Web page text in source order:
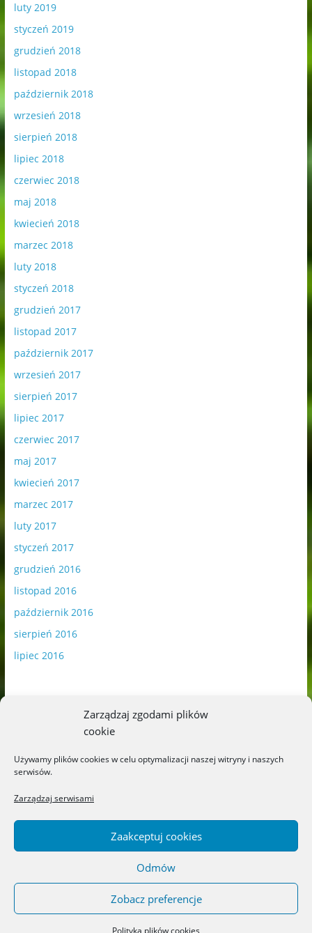
Zarządzaj zgodami plików
cookie
Używamy plików cookies w celu optymalizacji naszej witryny i naszych
serwisów.
Zarządzaj serwisami
Zaakceptuj cookies
Odmów
Zobacz preferencje
Polityka plików cookies
luty 2019
styczeń 2019
grudzień 2018
listopad 2018
październik 2018
wrzesień 2018
sierpień 2018
lipiec 2018
czerwiec 2018
maj 2018
kwiecień 2018
marzec 2018
luty 2018
styczeń 2018
grudzień 2017
listopad 2017
październik 2017
wrzesień 2017
sierpień 2017
lipiec 2017
czerwiec 2017
maj 2017
kwiecień 2017
marzec 2017
luty 2017
styczeń 2017
grudzień 2016
listopad 2016
październik 2016
sierpień 2016
lipiec 2016
Blog o książkach dla dzieci i młodzieży –
recenzje i rekomendacje. All rights reserved.
Theme: ColorMag byThemeGrill. Powered by